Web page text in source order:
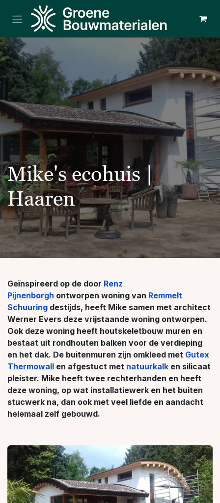
Overslaan naar inhoud
Mike's ecohuis |
Haaren
Geïnspireerd op de door Renz
Pijnenborgh ontworpen woning van Remmelt
Schuuring destijds, heeft Mike samen met architect
Werner Evers deze vrijstaande woning ontworpen.
Ook deze woning heeft houtskeletbouw muren en
bestaat uit rondhouten balken voor de verdieping
en het dak. De buitenmuren zijn omkleed met Gutex
Thermowall en afgestuct met natuurkalk en silicaat
pleister. Mike heeft twee rechterhanden en heeft
deze woning, op wat installatiewerk en het buiten
stucwerk na, dan ook met veel liefde en aandacht
helemaal zelf gebouwd.